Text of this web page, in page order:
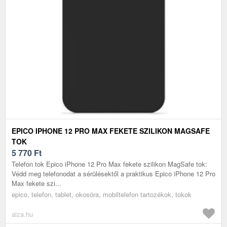
EPICO IPHONE 12 PRO MAX FEKETE SZILIKON MAGSAFE
TOK
5 770 Ft
Telefon tok Epico iPhone 12 Pro Max fekete szilikon MagSafe tok:
Védd meg telefonodat a sérülésektől a praktikus Epico iPhone 12 Pro
Max fekete szi...
epico, telefon, tablet, okosóra, mobiltelefon tartozékok, tokok
alza.hu